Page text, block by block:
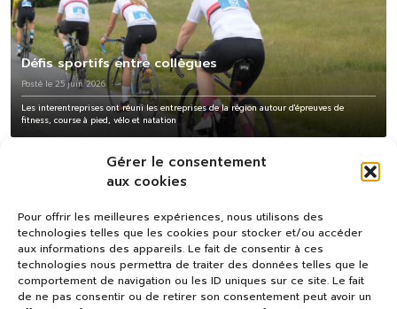
Gérer le consentement
aux cookies
Pour offrir les meilleures expériences, nous utilisons des
technologies telles que les cookies pour stocker et/ou accéder
aux informations des appareils. Le fait de consentir à ces
technologies nous permettra de traiter des données telles que le
comportement de navigation ou les ID uniques sur ce site. Le fait
de ne pas consentir ou de retirer son consentement peut avoir un
Défis sportifs entre collègues
Posté le 25 juin 2026
Les interentreprises ont réuni les entreprises de la région autour d'épreuves de
fitness, course à pied, vélo et natation